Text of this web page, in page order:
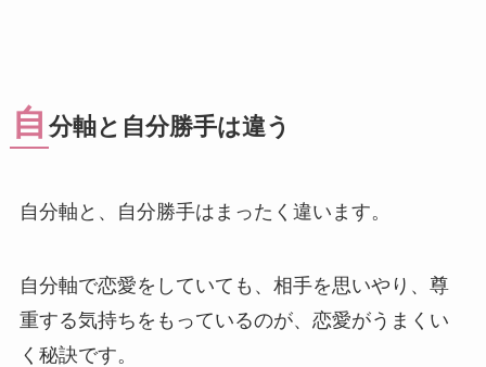
自 分軸と自分勝手は違う
自分軸と、自分勝手はまったく違います。
自分軸で恋愛をしていても、相手を思いやり、尊
重する気持ちをもっているのが、恋愛がうまくい
く秘訣です。